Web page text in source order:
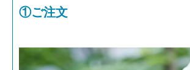
①ご注文